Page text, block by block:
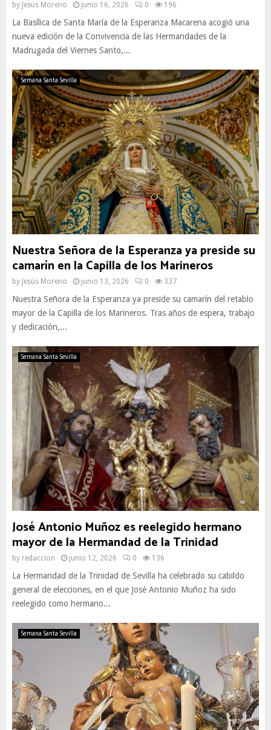
by Jesús Moreno junio 16, 2026 0 196
La Basílica de Santa María de la Esperanza Macarena acogió una
nueva edición de la Convivencia de las Hermandades de la
Madrugada del Viernes Santo,...
Semana Santa Sevilla
Nuestra Señora de la Esperanza ya preside su
camarín en la Capilla de los Marineros
by Jesús Moreno junio 13, 2026 0 337
Nuestra Señora de la Esperanza ya preside su camarín del retablo
mayor de la Capilla de los Marineros. Tras años de espera, trabajo
y dedicación,...
Semana Santa Sevilla
José Antonio Muñoz es reelegido hermano
mayor de la Hermandad de la Trinidad
by redaccion junio 12, 2026 0 136
La Hermandad de la Trinidad de Sevilla ha celebrado su cabildo
general de elecciones, en el que José Antonio Muñoz ha sido
reelegido como hermano...
Semana Santa Sevilla